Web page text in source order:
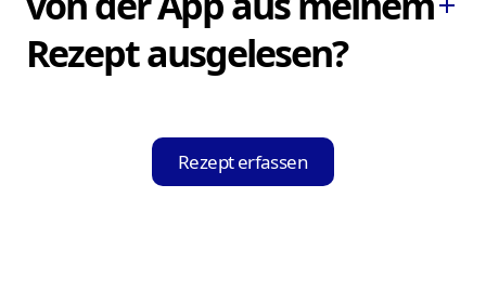
für Android-Geräte herunterladen und auf
Ihrem Gerät installieren.
Rezept ausgelesen?
Ihre Krankenkasse, die Produktgruppe und
alle weiteren relevanten Informationen für
Rezept erfassen